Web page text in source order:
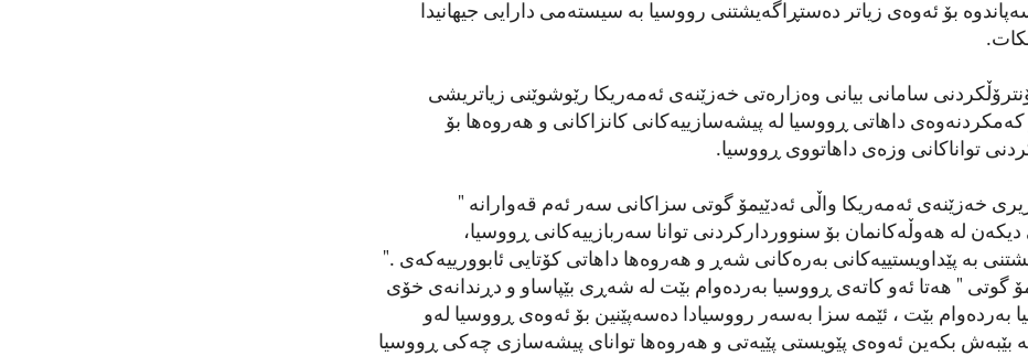
بۆ ئەوەی زیاتر دەستڕاگەیشتنی رووسیا بە سیستەمی دارایی جیهانیدا
سامانی بیانی وەزارەتی خەزێنەی ئەمەریکا رێوشوێنی زیاتریشی
کەمکردنەوەی داهاتی ڕووسیا لە پیشەسازییەکانی کانزاکانی و هەروەها بۆ
تواناکانی وزەی داهاتووی ڕووسیا.
خەزێنەی ئەمەریکا واڵی ئەدێیمۆ گوتی سزاکانی سەر ئەم قەوارانە "
لە هەوڵەکانمان بۆ سنووردارکردنی توانا سەربازییەکانی ڕووسیا،
بە پێداویستییەکانی بەرەکانی شەڕ و هەروەها داهاتی کۆتایی ئابوورییەکەی ."
گوتی " هەتا ئەو کاتەی ڕووسیا بەردەوام بێت لە شەڕی بێپاساو و دڕندانەی خۆی
بەردەوام بێت ، ئێمە سزا بەسەر رووسیادا دەسەپێنین بۆ ئەوەی ڕووسیا لەو
بێبەش بکەین ئەوەی پێویستی پێیەتی و هەروەها توانای پیشەسازی چەکی ڕووسیا